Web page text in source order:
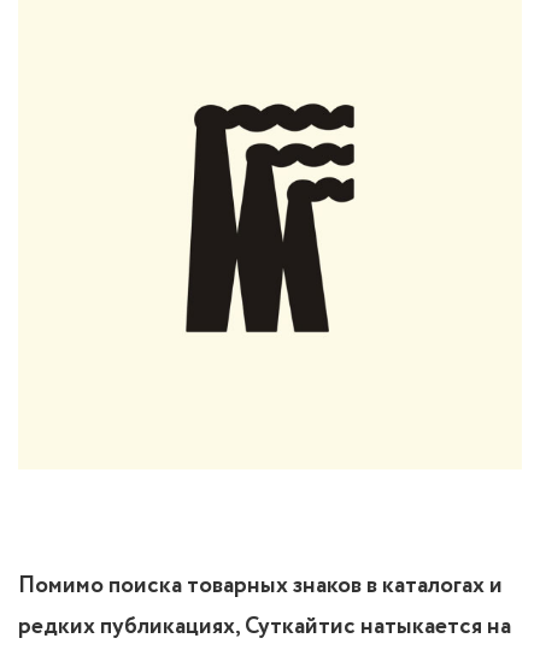
Помимо поиска товарных знаков в каталогах и
редких публикациях, Суткайтис натыкается на